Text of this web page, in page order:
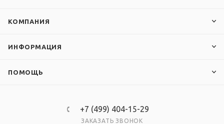
КОМПАНИЯ
ИНФОРМАЦИЯ
ПОМОЩЬ
+7 (499) 404-15-29
ЗАКАЗАТЬ ЗВОНОК